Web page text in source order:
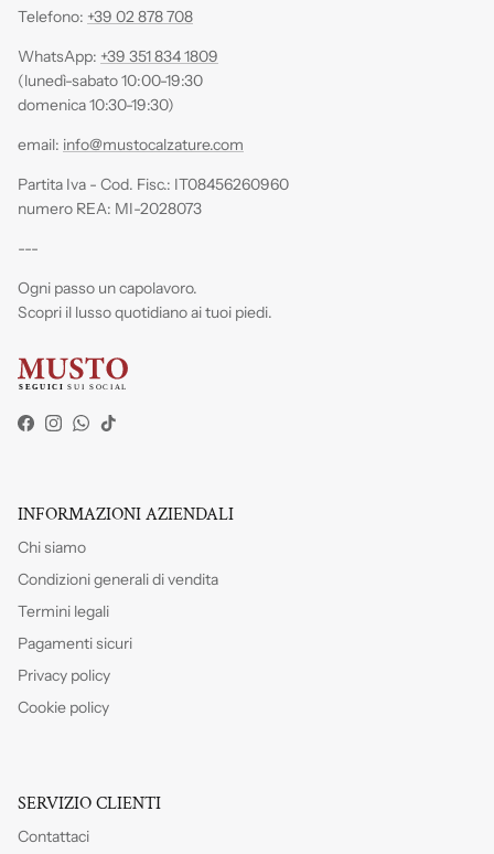
Telefono: +39 02 878 708
WhatsApp: +39 351 834 1809
(lunedì-sabato 10:00-19:30
domenica 10:30-19:30)
email: info@mustocalzature.com
Partita Iva - Cod. Fisc.: IT08456260960
numero REA: MI-2028073
---
Ogni passo un capolavoro.
Scopri il lusso quotidiano ai tuoi piedi.
Facebook
Instagram
WhatsApp
TikTok
INFORMAZIONI AZIENDALI
Chi siamo
Condizioni generali di vendita
Termini legali
Pagamenti sicuri
Privacy policy
Cookie policy
SERVIZIO CLIENTI
Contattaci